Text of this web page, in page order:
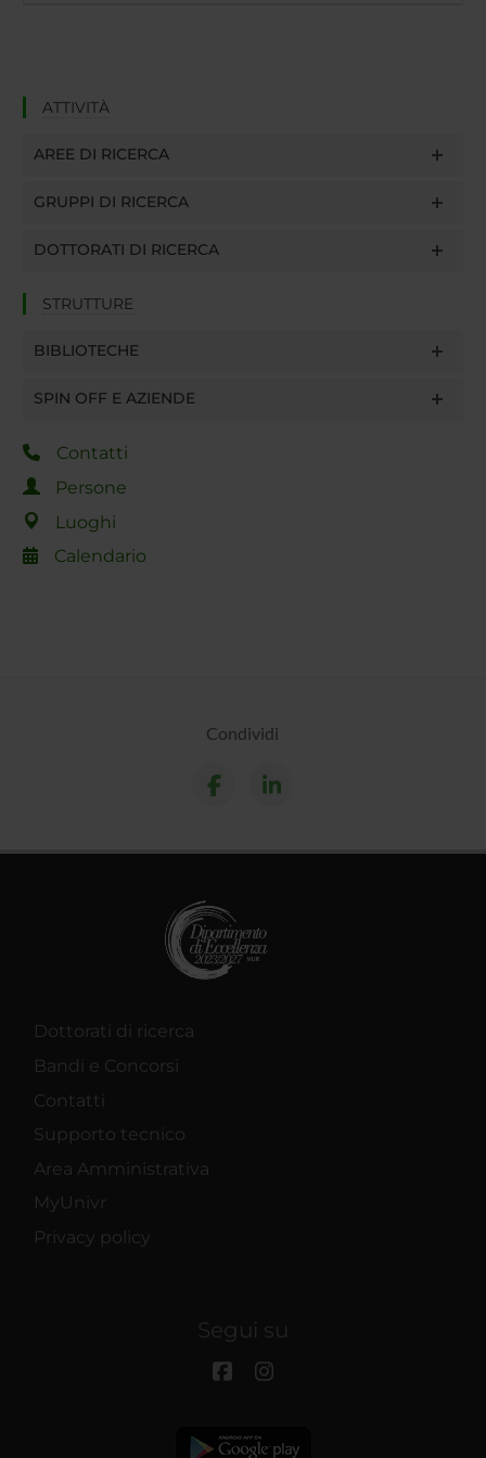
ATTIVITÀ
AREE DI RICERCA
GRUPPI DI RICERCA
DOTTORATI DI RICERCA
STRUTTURE
BIBLIOTECHE
SPIN OFF E AZIENDE
Contatti
Persone
Luoghi
Calendario
Condividi
Dottorati di ricerca
Bandi e Concorsi
Contatti
Supporto tecnico
Area Amministrativa
MyUnivr
Privacy policy
Segui su